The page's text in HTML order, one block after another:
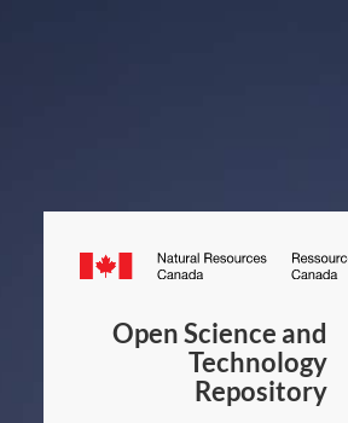
Canada.ca
Open Science and
Technology
Repository